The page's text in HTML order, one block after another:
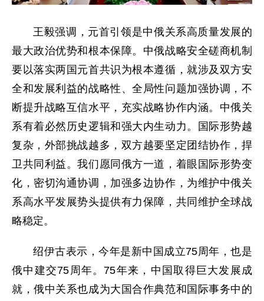
王毅强调，元首引领是中俄关系高质量发展的
最大政治优势和根本保障。中俄战略安全磋商机制
要以落实两国元首共识为根本遵循，就涉及双方安
全和发展利益的战略性、全局性问题加强协调，不
断提升战略互信水平，充实战略协作内涵。中俄关
系有着必然历史逻辑和强大内生动力。国际形势越
复杂，外部挑战越多，双方越要坚定团结协作，捍
卫共同利益。我们愿同俄方一道，着眼国际形势变
化，密切沟通协调，加强多边协作，为维护中俄关
系高水平发展势头提供有力保障，共同维护全球战
略稳定。
绍伊古表示，今年是新中国成立75周年，也是
俄中建交75周年。75年来，中国取得巨大发展成
就，俄中关系也成为大国合作典范和国际事务中的